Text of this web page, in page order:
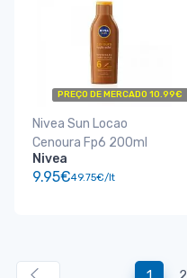
PREÇO DE MERCADO 10.99€
Nivea Sun Locao
Cenoura Fp6 200ml
Nivea
9.95€49.75€/lt